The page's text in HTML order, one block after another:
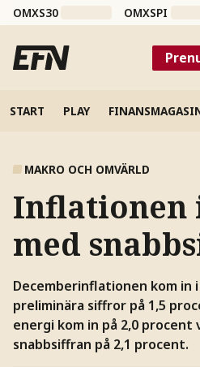
OMXS30 OMXSPI
START PLAY
MAKRO OCH OMVÄRLD
Inflationen
med
Decemberinflationen kom in
preliminära siffror på 1,5
energi kom in på 2,0
snabbsiffran på 2,1 procent.